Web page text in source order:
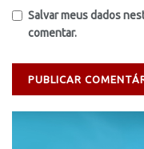
Salvar meus dados
comentar.